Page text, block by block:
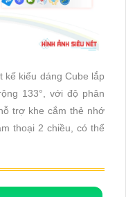
kế kiểu dáng Cube lắp
133°, với độ phân
trợ khe cắm thẻ nhớ
thoại 2 chiều, có thể